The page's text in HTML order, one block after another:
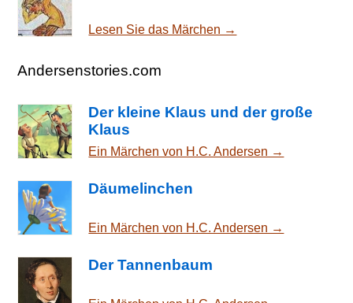
Lesen Sie das Märchen →
Andersenstories.com
Der kleine Klaus und der große
Klaus
Ein Märchen von H.C. Andersen →
Däumelinchen
Ein Märchen von H.C. Andersen →
Der Tannenbaum